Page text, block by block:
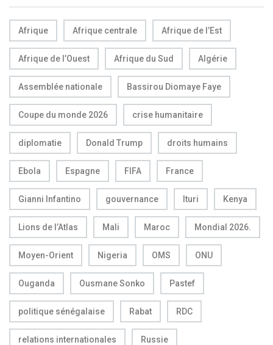
Afrique Afrique centrale Afrique de l’Est
Afrique de l’Ouest Afrique du Sud Algérie
Assemblée nationale Bassirou Diomaye Faye
Coupe du monde 2026 crise humanitaire
diplomatie Donald Trump droits humains
Ebola Espagne FIFA France
Gianni Infantino gouvernance Ituri Kenya
Lions de l’Atlas Mali Maroc Mondial 2026.
Moyen-Orient Nigeria OMS ONU
Ouganda Ousmane Sonko Pastef
politique sénégalaise Rabat RDC
relations internationales Russie